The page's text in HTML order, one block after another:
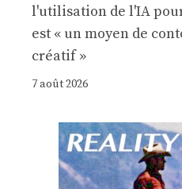
l'utilisation de l'IA
est « un moyen de
créatif »
7 août 2026